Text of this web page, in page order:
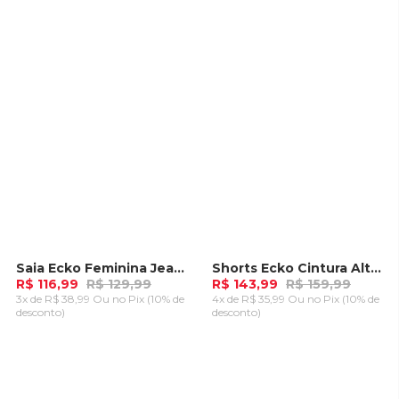
-10%Saia Ecko Feminina Jeans Slim Azul
R$ 116,99 R$ 129,99
3x de R$ 38,99 Ou no Pix (10% de
desconto)
-10%Shorts Ecko Cintura Alta Azul
R$ 143,99 R$ 159,99
4x de R$ 35,99 Ou no Pix (10% de
desconto)